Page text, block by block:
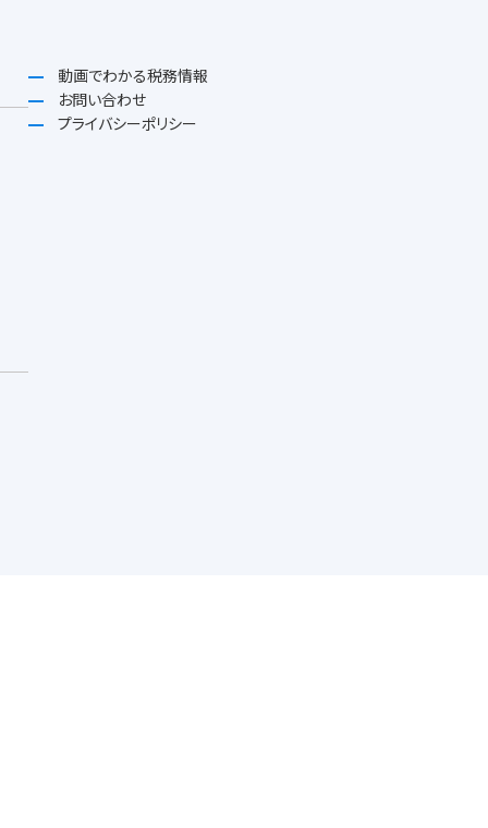
動画でわかる税務情報
お問い合わせ
プライバシーポリシー